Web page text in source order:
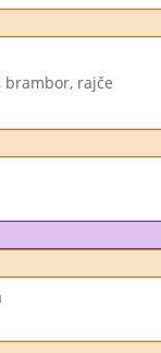
brambor, rajče